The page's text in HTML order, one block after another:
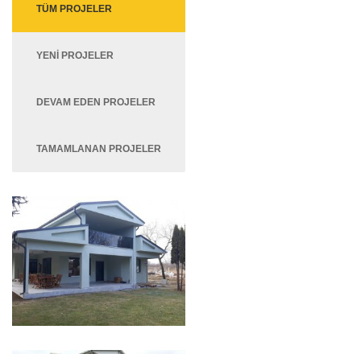
TÜM PROJELER
YENI PROJELER
DEVAM EDEN PROJELER
TAMAMLANAN PROJELER